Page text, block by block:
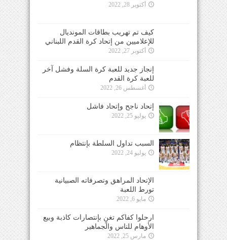
أكتوبر 28, 2022
كيف تم تهريب بطاقات المونديال
للإعلاميين من إتحاد كرة القدم اللبناني
أكتوبر 27, 2022
إنجاز جديد للعبة كرة السلة وفشل آخر
للعبة كرة القدم
أغسطس 26, 2022
إتحاد ناجح وإتحاد فاشل
يوليو 25, 2022
السبب تداول السلطة بإنتظام
يوليو 24, 2022
الإتحاد المراهق وتصرفاته الصبيانية
تورط اللعبة
مايو 6, 2022
ارحلوا كفاكم تغنٍ بإنتصارات كاذبة وبيع
الأوهام للناس والجماهير
مارس 25, 2022